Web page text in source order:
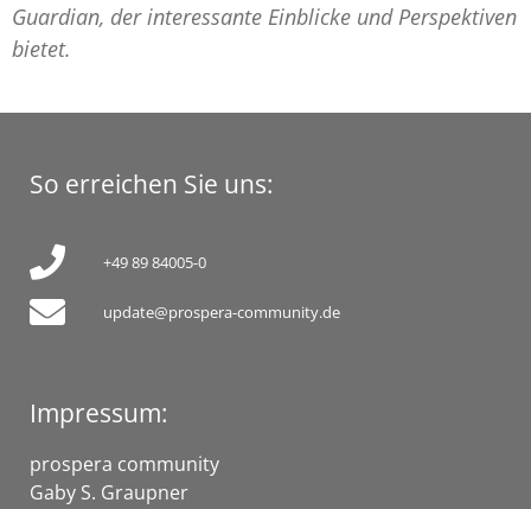
Guardian, der interessante Einblicke und Perspektiven
bietet.
So erreichen Sie uns:
+49 89 84005-0
update@prospera-community.de
Impressum:
prospera community
Gaby S. Graupner